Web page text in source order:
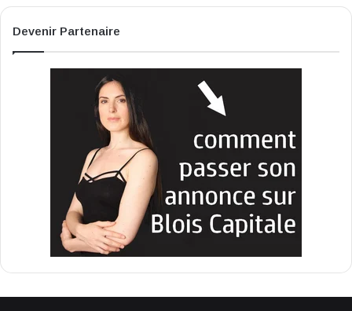
Devenir Partenaire